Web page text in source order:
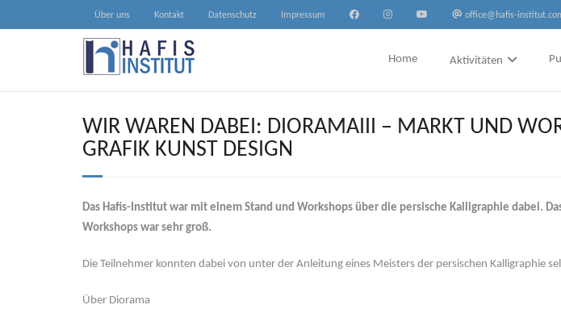
to
Über uns Kontakt Datenschutz Impressum office@hafis-
Home Aktivitäten
WIR WAREN DABEI: DIORAMAIII – MARKT UND
GRAFIK KUNST DESIGN
Das Hafis-Institut war mit einem Stand und Workshops über die persische Kalligraphie dabei.
Workshops war sehr groß.
Die Teilnehmer konnten dabei von unter der Anleitung eines Meisters der persischen Kalligraphie
Über Diorama